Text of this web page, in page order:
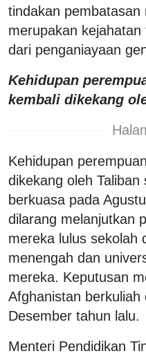
tindakan pembatasan
merupakan
dari penganiayaan
Kehidupan
kembali dikekang
Kehidupan
dikekang oleh
berkuasa pada
dilarang melanjutkan
mereka lulus sekolah
menengah dan
mereka. Keputusan
Afghanistan berkuliah
Desember tahun lalu.
Menteri Pendidikan